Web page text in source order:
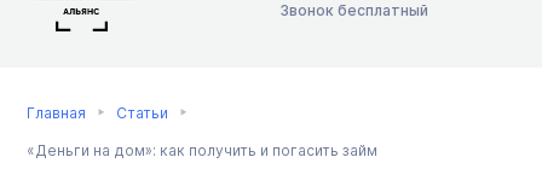
Звонок бесплатный
Главная Статьи
«Деньги на дом»: как получить и погасить займ